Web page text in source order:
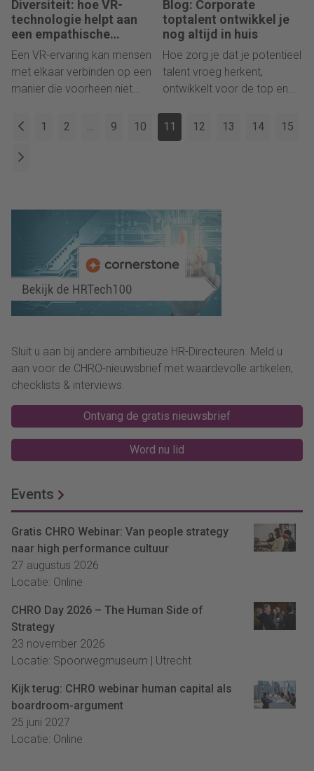
Diversiteit: hoe VR-
technologie helpt aan
een empathische
werkomgeving
Een VR-ervaring kan mensen
met elkaar verbinden op een
manier die voorheen niet
media. Het kan de
veranderen en organisaties
werkomgeving.
Blog: Corporate
toptalent ontwikkel je
nog altijd in huis
Hoe zorg je dat je potentieel
talent vroeg herkent,
ontwikkelt voor de top en
de lange loopbaan van oud
CHRO Kees Blokland.
1 2 … 9 10 11 12 13 14 15
Sluit u aan bij andere ambitieuze HR-Directeuren. Meld u
aan voor de CHRO-nieuwsbrief met waardevolle artikelen,
checklists & interviews.
Ontvang de gratis nieuwsbrief
Word nu lid
Events
Gratis CHRO Webinar: Van people strategy
naar high performance cultuur
27 augustus 2026
Locatie: Online
CHRO Day 2026 – The Human Side of
Strategy
23 november 2026
Locatie: Spoorwegmuseum | Utrecht
Kijk terug: CHRO webinar human capital als
boardroom-argument
25 juni 2027
Locatie: Online